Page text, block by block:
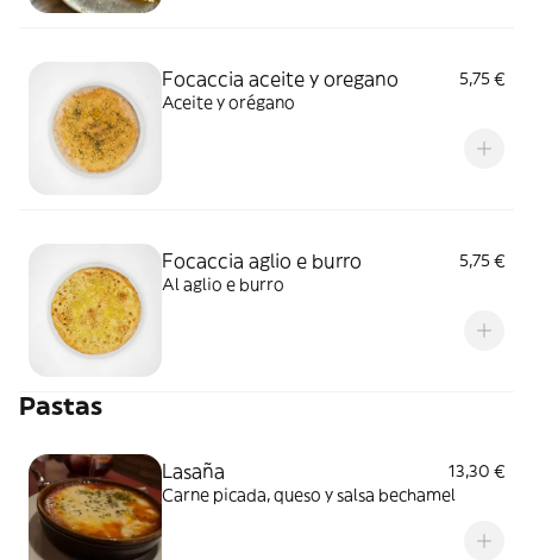
Focaccia aceite y oregano
5,75 €
Aceite y orégano
Focaccia aglio e burro
5,75 €
Al aglio e burro
Pastas
Lasaña
13,30 €
Carne picada, queso y salsa bechamel